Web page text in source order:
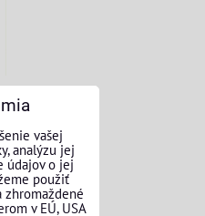
vašej
analýzu jej
údajov o jej
použiť
zhromaždené
v EÚ, USA